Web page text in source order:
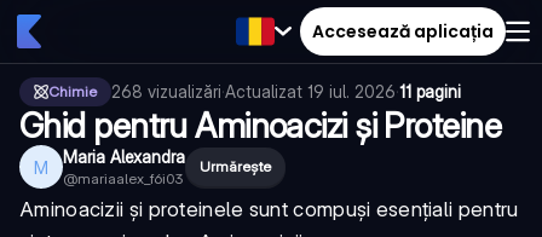
Accesează aplicația
Chimie 268 vizualizări·Actualizat 19 iul. 2026·11 pagini
Ghid pentru Aminoacizi și Proteine
M Maria Alexandra
@mariaalex_f6i03
Urmărește
Aminoacizii și proteinele sunt compuși esențiali pentru